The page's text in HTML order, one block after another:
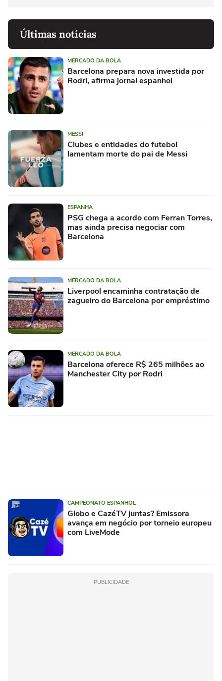
Últimas notícias
MERCADO DA BOLA
Barcelona prepara nova investida por
Rodri, afirma jornal espanhol
MESSI
Clubes e entidades do futebol
lamentam morte do pai de Messi
ESPANHA
PSG chega a acordo com Ferran Torres,
mas ainda precisa negociar com
Barcelona
MERCADO DA BOLA
Liverpool encaminha contratação de
zagueiro do Barcelona por empréstimo
MERCADO DA BOLA
Barcelona oferece R$ 265 milhões ao
Manchester City por Rodri
CAMPEONATO ESPANHOL
Globo e CazéTV juntas? Emissora
avança em negócio por torneio europeu
com LiveMode
PUBLICIDADE